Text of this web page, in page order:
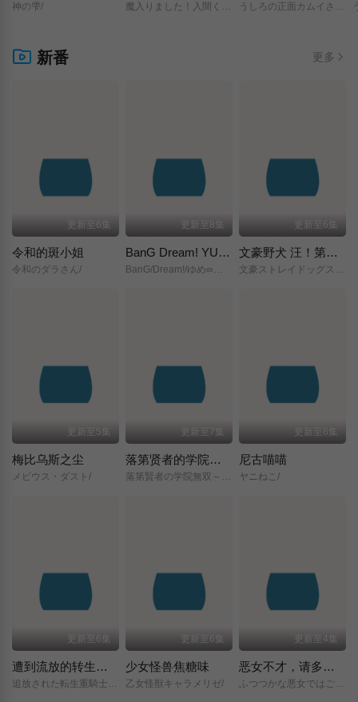
神の雫/ 魔入りました！入間くん/第4シリーズ/ うしろの正面カムイさん/
新番 更多
更新至6集
令和的斑小姐
令和のダラさん/
更新至8集
BanG Dream! YUME∞MITA
更新至6集
文豪野犬 汪！第二季
更新至5集
梅比乌斯之尘
メビウス・ダスト/
更新至7集
落第贤者的学院无双～第二次转生的S级开外挂魔术师冒险录～
落第賢者の学院無双～二度目の転生、Sランクチート魔術師冒険録～/
更新至6集
尼古喵喵
ヤニねこ/
更新至6集
遭到流放的转生重骑士凭借游戏知识大开无双
追放された転生重騎士はゲーム知識で無双する/
更新至6集
少女怪兽焦糖味
乙女怪獣キャラメリゼ/
更新至4集
恶女不才，请多关照 ～雏宫蝶鼠换身传～
ふつつかな悪女ではございますが/～雛宮蝶鼠とりかえ伝～/